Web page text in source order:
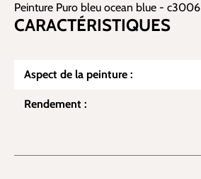
Peinture Puro bleu ocean blue - c3006
CARACTÉRISTIQUES
Aspect de la peinture :
Rendement :